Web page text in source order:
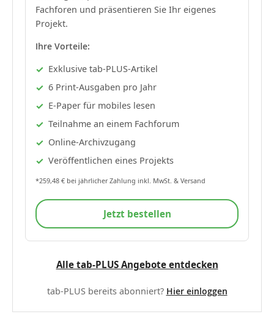
Fachforen und präsentieren Sie Ihr eigenes
Projekt.
Ihre Vorteile:
Exklusive tab-PLUS-Artikel
6 Print-Ausgaben pro Jahr
E-Paper für mobiles lesen
Teilnahme an einem Fachforum
Online-Archivzugang
Veröffentlichen eines Projekts
*259,48 € bei jährlicher Zahlung inkl. MwSt. & Versand
Jetzt bestellen
Alle tab-PLUS Angebote entdecken
tab-PLUS bereits abonniert? Hier einloggen